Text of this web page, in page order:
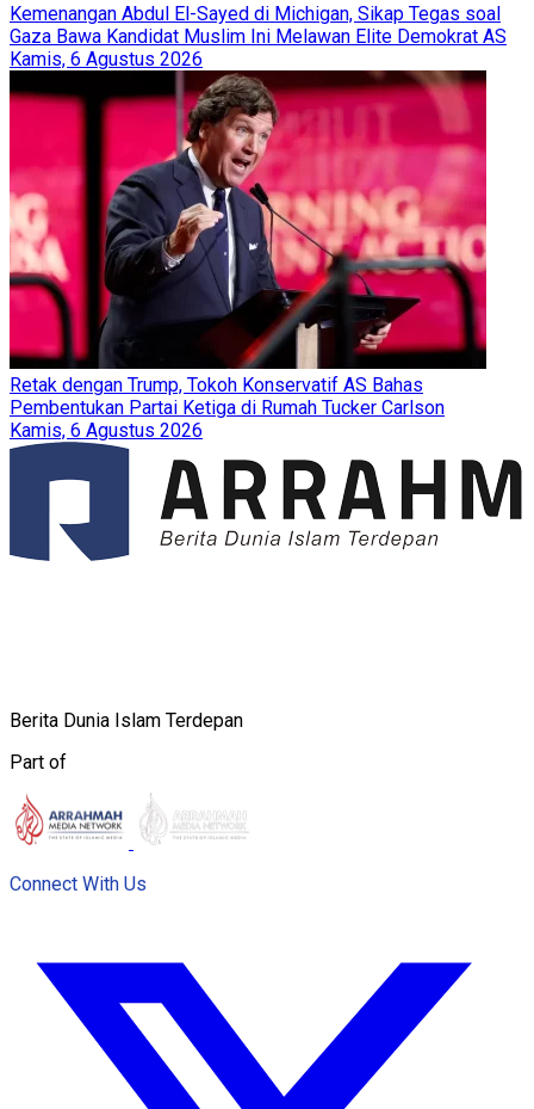
Kemenangan Abdul El-Sayed di Michigan, Sikap Tegas soal
Gaza Bawa Kandidat Muslim Ini Melawan Elite Demokrat AS
Kamis, 6 Agustus 2026
Retak dengan Trump, Tokoh Konservatif AS Bahas
Pembentukan Partai Ketiga di Rumah Tucker Carlson
Kamis, 6 Agustus 2026
Berita Dunia Islam Terdepan
Part of
Connect With Us